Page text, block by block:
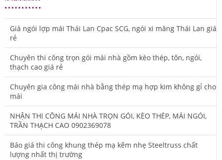
Giá ngói lợp mái Thái Lan Cpac SCG, ngói xi măng Thái Lan giá
rẻ
Chuyên thi công trọn gói mái nhà gồm kèo thép, tôn, ngói,
thạch cao giá rẻ
Chuyên gia công mái nhà bằng thép mạ hợp kim không gỉ cho
mái
NHẬN THI CÔNG MÁI NHÀ TRỌN GÓI, KÈO THÉP, MÁI NGÓI,
TRẦN THẠCH CAO 0902369078
Báo giá thi công khung thép mạ kẽm nhẹ Steeltruss chất
lượng nhất thị trường